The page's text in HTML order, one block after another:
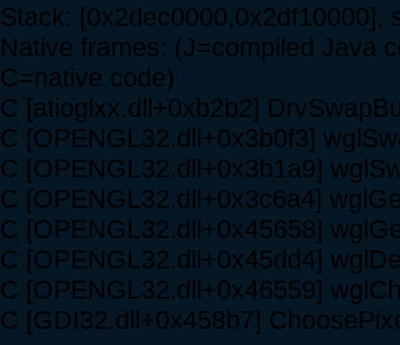
Stack: [0x2dec0000,0x2df10000],
Native frames: (J=compiled Java
C=native code)
C [atioglxx.dll+0xb2b2]
C [OPENGL32.dll+0x3b0f3]
C [OPENGL32.dll+0x3b1a9]
C [OPENGL32.dll+0x3c6a4]
C [OPENGL32.dll+0x45658]
C [OPENGL32.dll+0x45dd4]
C [OPENGL32.dll+0x46559]
C [GDI32.dll+0x458b7]